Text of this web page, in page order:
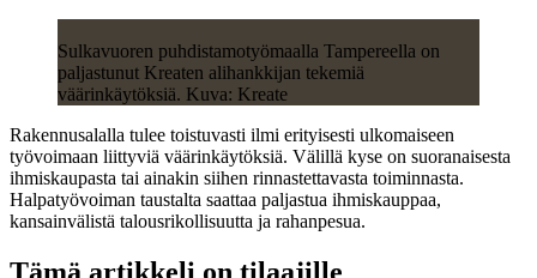
Sulkavuoren puhdistamotyömaalla Tampereella on
paljastunut Kreaten alihankkijan tekemiä
väärinkäytöksiä. Kuva: Kreate
Rakennusalalla tulee toistuvasti ilmi erityisesti ulkomaiseen
työvoimaan liittyviä väärinkäytöksiä. Välillä kyse on suoranaisesta
ihmiskaupasta tai ainakin siihen rinnastettavasta toiminnasta.
Halpatyövoiman taustalta saattaa paljastua ihmiskauppaa,
kansainvälistä talousrikollisuutta ja rahanpesua.
Tämä artikkeli on tilaajille